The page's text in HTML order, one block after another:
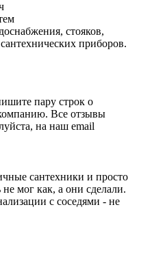
стояков,
приборов.
пару строк о
Все отзывы
на наш email
сантехники и просто
мог как, а они сделали.
с соседями - не